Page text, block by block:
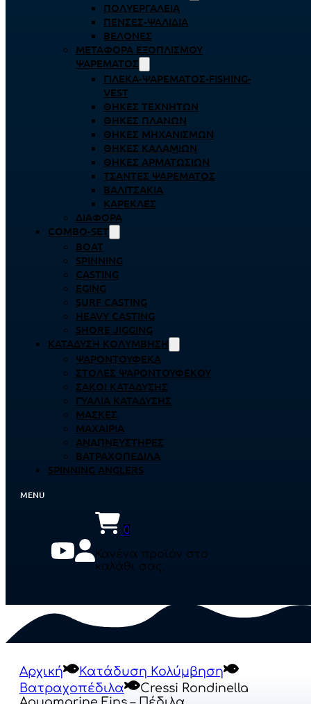
ΠΟΛΥΕΡΓΑΛΕΊΑ
ΠΈΝΣΕΣ-ΨΑΛΊΔΙΑ
ΒΕΛΌΝΕΣ
ΜΕΤΑΦΟΡΆ ΕΞΟΠΛΙΣΜΟΎ
ΨΑΡΈΜΑΤΟΣ
ΓΙΛΈΚΑ-ΨΑΡΈΜΑΤΟΣ-FISHING-
VEST
ΘΉΚΕΣ ΤΕΧΝΗΤΏΝ
ΘΉΚΕΣ ΠΛΆΝΩΝ
ΘΉΚΕΣ ΜΗΧΑΝΙΣΜΏΝ
ΘΉΚΕΣ ΚΑΛΑΜΙΏΝ
ΘΉΚΕΣ ΑΡΜΑΤΩΣΙΏΝ
ΤΣΆΝΤΕΣ ΨΑΡΈΜΑΤΟΣ
ΒΑΛΙΤΣΆΚΙΑ
ΚΑΡΈΚΛΕΣ
ΔΙΆΦΟΡΑ
COMBO-SET
BOAT
SPINNING
CASTING
EGING
SURF CASTING
HEAVY CASTING
SHORE JIGGING
ΚΑΤΆΔΥΣΗ ΚΟΛΎΜΒΗΣΗ
ΨΑΡΟΝΤΟΎΦΕΚΑ
ΣΤΟΛΈΣ ΨΑΡΟΝΤΟΎΦΕΚΟΥ
ΣΆΚΟΙ ΚΑΤΆΔΥΣΗΣ
ΓΥΑΛΙΆ ΚΑΤΆΔΥΣΗΣ
ΜΆΣΚΕΣ
ΜΑΧΑΊΡΙΑ
ΑΝΑΠΝΕΥΣΤΉΡΕΣ
ΒΑΤΡΑΧΟΠΈΔΙΛΑ
SPINNING ANGLERS
0
Κανένα προϊόν στο
καλάθι σας.
Αρχική
Κατάδυση Κολύμβηση
Βατραχοπέδιλα
Cressi Rondinella